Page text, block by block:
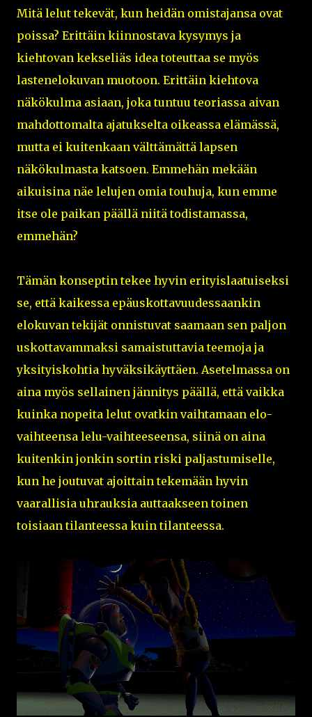
Mitä lelut tekevät, kun heidän omistajansa ovat
poissa? Erittäin kiinnostava kysymys ja
kiehtovan kekseliäs idea toteuttaa se myös
lastenelokuvan muotoon. Erittäin kiehtova
näkökulma asiaan, joka tuntuu teoriassa aivan
mahdottomalta ajatukselta oikeassa elämässä,
mutta ei kuitenkaan välttämättä lapsen
näkökulmasta katsoen. Emmehän mekään
aikuisina näe lelujen omia touhuja, kun emme
itse ole paikan päällä niitä todistamassa,
emmehän?
Tämän konseptin tekee hyvin erityislaatuiseksi
se, että kaikessa epäuskottavuudessaankin
elokuvan tekijät onnistuvat saamaan sen paljon
uskottavammaksi samaistuttavia teemoja ja
yksityiskohtia hyväksikäyttäen. Asetelmassa on
aina myös sellainen jännitys päällä, että vaikka
kuinka nopeita lelut ovatkin vaihtamaan elo-
vaihteensa lelu-vaihteeseensa, siinä on aina
kuitenkin jonkin sortin riski paljastumiselle,
kun he joutuvat ajoittain tekemään hyvin
vaarallisia uhrauksia auttaakseen toinen
toisiaan tilanteessa kuin tilanteessa.